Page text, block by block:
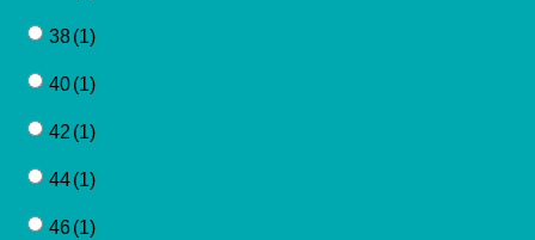
38(1)
40(1)
42 (1)
44(1)
46(1)